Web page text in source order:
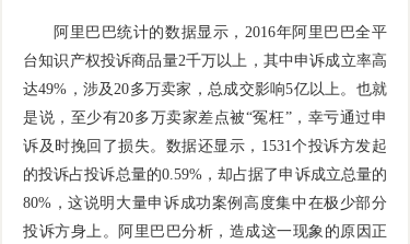
阿里巴巴统计的数据显示，2016年阿里巴巴全平
台知识产权投诉商品量2千万以上，其中申诉成立率高
达49%，涉及20多万卖家，总成交影响5亿以上。也就
是说，至少有20多万卖家差点被“冤枉”，幸亏通过申
诉及时挽回了损失。数据还显示，1531个投诉方发起
的投诉占投诉总量的0.59%，却占据了申诉成立总量的
80%，这说明大量申诉成功案例高度集中在极少部分
投诉方身上。阿里巴巴分析，造成这一现象的原因正